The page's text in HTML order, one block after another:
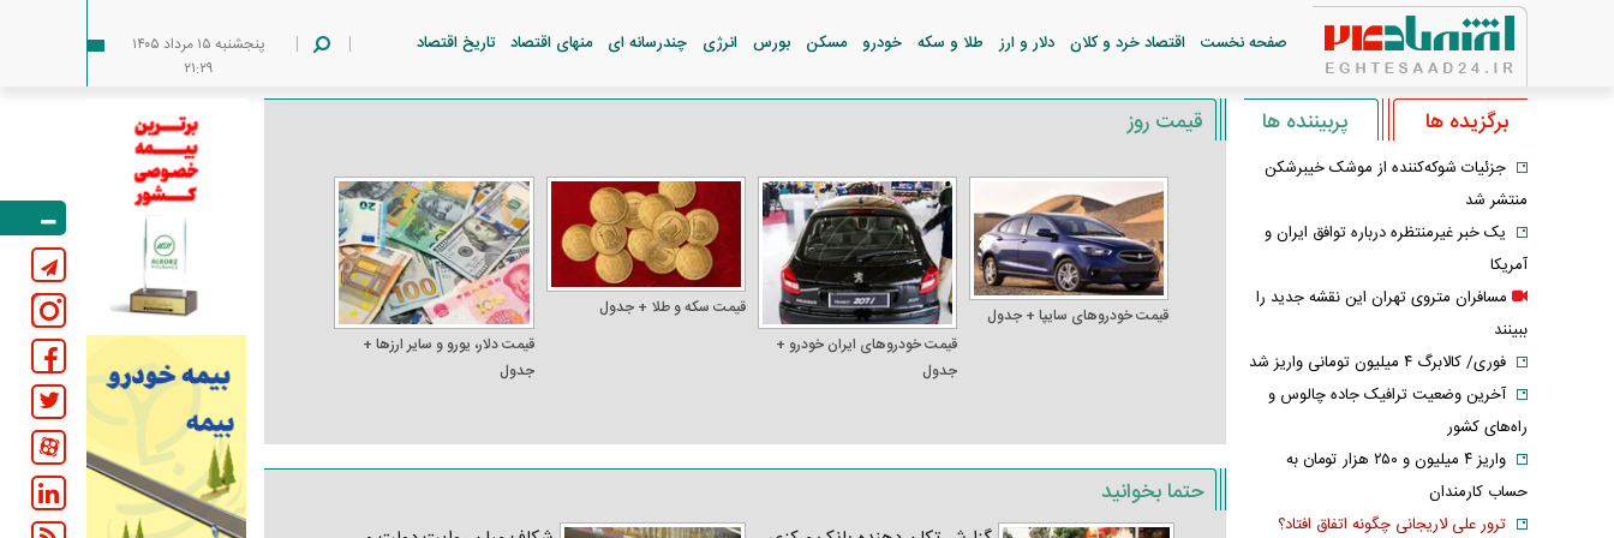
صفحه نخست اقتصاد خرد و کلان دلار و ارز طلا و سکه خودرو مسکن بورس انرژی چندرسانه ای منهای اقتصاد تاریخ اقتصاد
پنجشنبه ۱۵ مرداد ۱۴۰۵
۲۱:۲۹
قیمت روز
قیمت خودرو‌های سایپا + جدول
قیمت خودرو‌های ایران خودرو +
جدول
قیمت سکه و طلا + جدول
قیمت دلار، یورو و سایر ارز‌ها +
جدول
حتما بخوانید
برگزیده ها پربیننده ها
جزئیات شوکه‌کننده از موشک خیبرشکن
منتشر شد
یک خبر غیرمنتظره درباره توافق ایران و
آمریکا
مسافران متروی تهران این نقشه جدید را
ببینند
فوری/ کالابرگ ۴ میلیون تومانی واریز شد
آخرین وضعیت ترافیک جاده چالوس و
راه‌های کشور
واریز ۴ میلیون و ۲۵۰ هزار تومان به
حساب کارمندان
ترور علی لاریجانی چگونه اتفاق افتاد؟